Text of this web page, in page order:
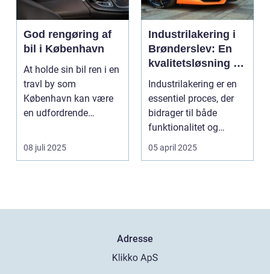
God rengøring af
bil i København
At holde sin bil ren i en
travl by som
København kan være
en udfordrende
08 juli 2025
Industrilakering i
Brønderslev: En
kvalitetsløsning til
dit næste projekt
Industrilakering er en
essentiel proces, der
bidrager til både
funktionalitet og
æstetik...
05 april 2025
Adresse